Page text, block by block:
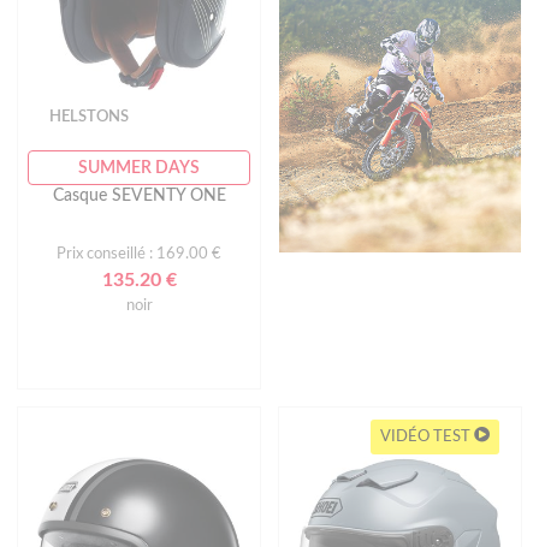
HELSTONS
SUMMER DAYS
Casque SEVENTY ONE
Prix conseillé : 169.00 €
135.20 €
noir
VIDÉO TEST